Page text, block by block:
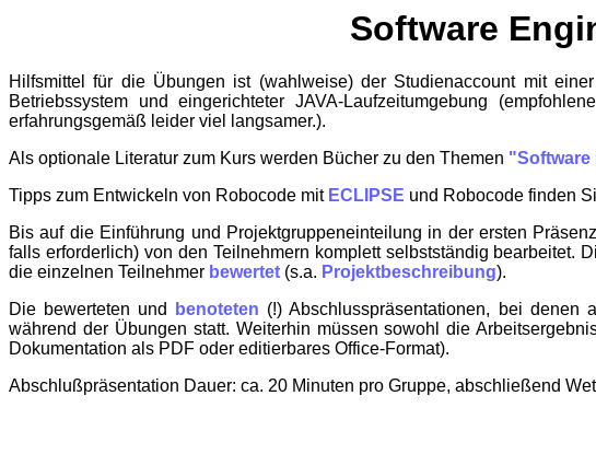
Software
Hilfsmittel für die Übungen ist (wahlweise) der Studienaccount mit
Betriebssystem und eingerichteter JAVA-Laufzeitumgebung
erfahrungsgemäß leider viel langsamer.).
Als optionale Literatur zum Kurs werden Bücher zu den Themen "Software
Tipps zum Entwickeln von Robocode mit ECLIPSE und Robocode finden
Bis auf die Einführung und Projektgruppeneinteilung in der ersten
falls erforderlich) von den Teilnehmern komplett selbstständig bearbeitet.
die einzelnen Teilnehmer bewertet (s.a. Projektbeschreibung).
Die bewerteten und
benoteten (!) Abschlusspräsentationen, bei
während der Übungen statt. Weiterhin müssen sowohl die
Dokumentation als PDF oder editierbares Office-Format).
Abschlußpräsentation Dauer: ca. 20 Minuten pro Gruppe, abschließend